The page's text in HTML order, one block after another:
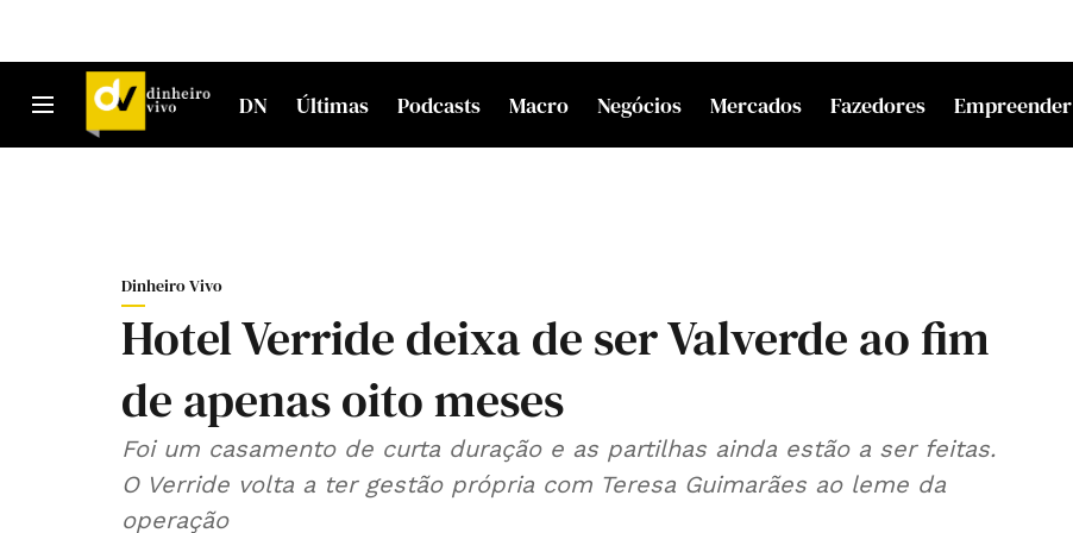
DN Últimas Podcasts Macro Negócios Mercados Fazedores Empreender
Dinheiro Vivo
Hotel Verride deixa de ser Valverde ao fim
de apenas oito meses
Foi um casamento de curta duração e as partilhas ainda estão a ser feitas.
O Verride volta a ter gestão própria com Teresa Guimarães ao leme da
operação